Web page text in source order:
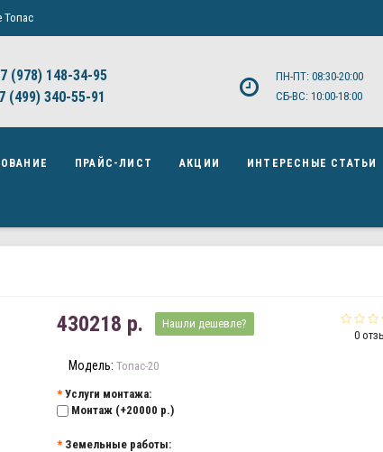
Топас
(978) 148-34-95
(499) 340-55-91
ПН-ПТ: 08:30-20:00
СБ-ВС: 10:00-18:00
ПРАЙС-ЛИСТ АКЦИИ ИНТЕРЕСНЫЕ СТАТЬИ
0
430218 р. Нашли дешевле?
Модель: Топас-20
Услуги монтажа:
Монтаж (+20000 р.)
Земельные работы: